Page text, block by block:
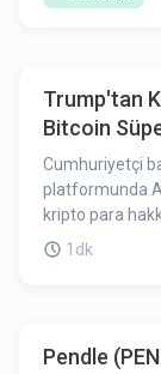
Trump'tan
Bitcoin
Cumhuriyetçi
platformunda
kripto para
1dk
Pendle